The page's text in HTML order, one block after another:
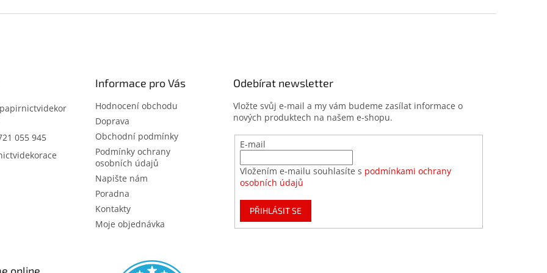
papirnictvidekor
055 945
Informace pro Vás
Hodnocení obchodu
Doprava
Obchodní podmínky
Podmínky ochrany
osobních údajů
Napište nám
Poradna
Kontakty
Moje objednávka
Odebírat newsletter
Vložte svůj e-mail a my vám budeme zasílat informace o
nových produktech na našem e-shopu.
E-mail
Vložením e-mailu souhlasíte s podmínkami ochrany
osobních údajů
PŘIHLÁSIT SE